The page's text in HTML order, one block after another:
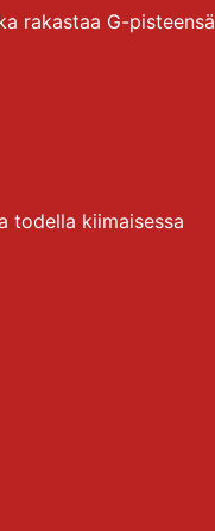
rakastaa G-pisteensä
todella kiimaisessa